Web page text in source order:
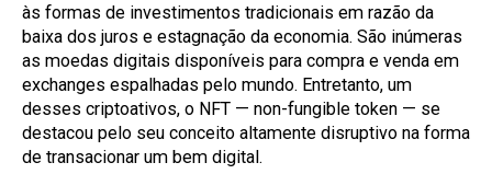
às formas de investimentos tradicionais em razão da
baixa dos juros e estagnação da economia. São inúmeras
as moedas digitais disponíveis para compra e venda em
exchanges espalhadas pelo mundo. Entretanto, um
desses criptoativos, o NFT — non-fungible token — se
destacou pelo seu conceito altamente disruptivo na forma
de transacionar um bem digital.